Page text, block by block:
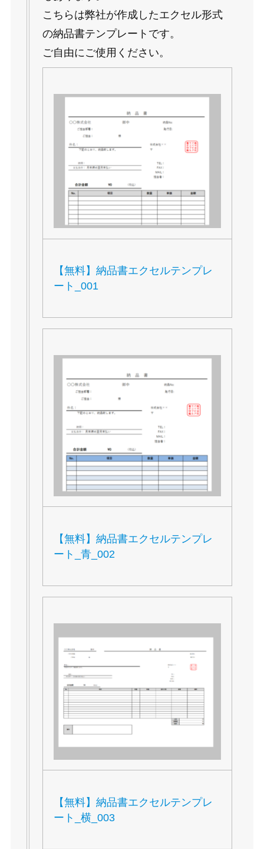
こちらは弊社が作成したエクセル形式
の納品書テンプレートです。
ご自由にご使用ください。
【無料】納品書エクセルテンプレ
ート_001
【無料】納品書エクセルテンプレ
ート_青_002
【無料】納品書エクセルテンプレ
ート_横_003